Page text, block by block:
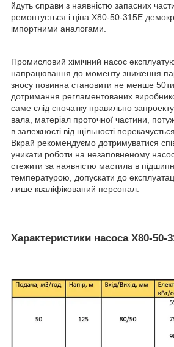
йдуть справи з наявністю запасних
ремонтується і ціна Х80-50-315Е
імпортними аналогами.
Промисловий хімічний насос
напрацювання до моменту зниження
зносу повинна становити не менше
дотримання регламентованих
саме слід спочатку правильно
вала, матеріал проточної частини,
в залежності від щільності
Вкрай рекомендуємо дотримуватися
уникати роботи на незаповненому насосі
стежити за наявністю мастила в
температурою, допускати до
лише кваліфікований персонал.
Характеристики насоса Х80-50-